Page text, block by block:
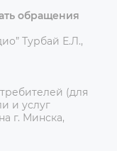
обращения
Турбай Е.Л.,
(для
и услуг
г. Минска,